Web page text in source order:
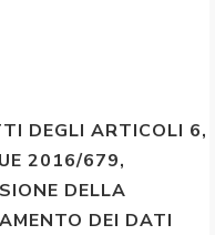
DEGLI ARTICOLI 6,
2016/679,
DELLA
DEI DATI